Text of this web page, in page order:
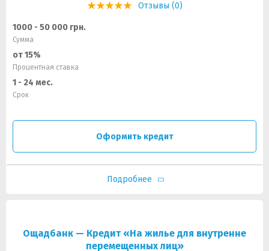
Отзывы (0)
1000 - 50 000 грн.
Сумма
от 15%
Процентная ставка
1 - 24 мес.
Срок
Оформить кредит
Подробнее
Ощадбанк — Кредит «На жилье для внутренне
перемещенных лиц»